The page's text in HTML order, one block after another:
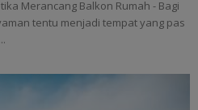
Merancang Balkon Rumah - Bagi
tentu menjadi tempat yang pas